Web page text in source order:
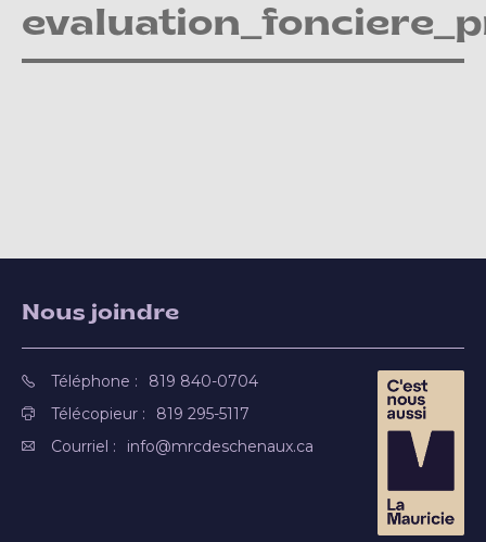
Nous joindre
Téléphone :
819 840-0704
Télécopieur :
819 295-5117
Courriel :
info@mrcdeschenaux.ca